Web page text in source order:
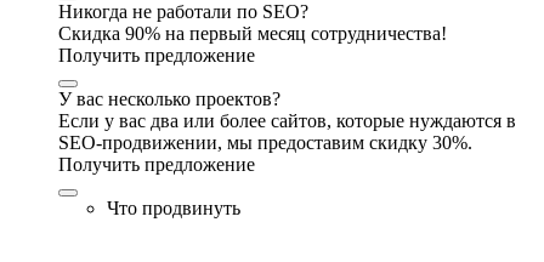
Никогда не работали по SEO?
Скидка 90% на первый месяц сотрудничества!
Получить предложение
У вас несколько проектов?
Если у вас два или более сайтов, которые нуждаются в
SEO-продвижении, мы предоставим скидку 30%.
Получить предложение
Что продвинуть